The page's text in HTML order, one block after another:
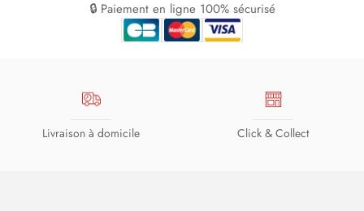
🔒 Paiement en ligne 100% sécurisé
Livraison à domicile Click & Collect